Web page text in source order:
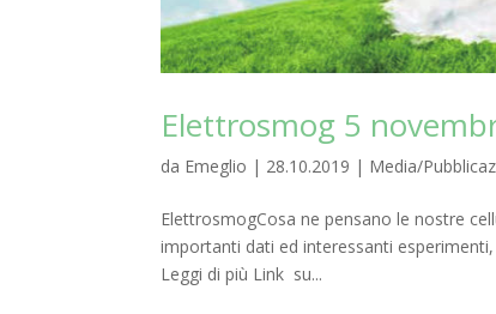
Elettrosmog 5
da Emeglio | 28.10.2019 | Media/
ElettrosmogCosa ne pensano le nostre
importanti dati ed interessanti
Leggi di più Link su...